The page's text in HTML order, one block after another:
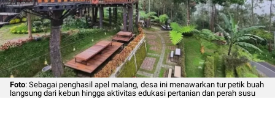
Foto: Sebagai penghasil apel malang, desa ini menawarkan tur petik buah
langsung dari kebun hingga aktivitas edukasi pertanian dan perah susu